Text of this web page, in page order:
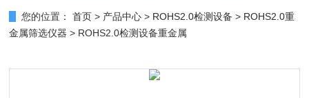
您的位置： 首页 > 产品中心 > ROHS2.0检测设备 > ROHS2.0重
金属筛选仪器 > ROHS2.0检测设备重金属